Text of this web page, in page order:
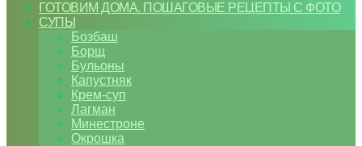
ГОТОВИМ ДОМА. ПОШАГОВЫЕ РЕЦЕПТЫ С ФОТО
СУПЫ
Бозбаш
Борщ
Бульоны
Капустняк
Крем-суп
Лагман
Минестроне
Окрошка